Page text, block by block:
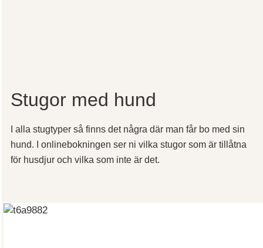
Stugor med hund
I alla stugtyper så finns det några där man får bo med sin
hund. I onlinebokningen ser ni vilka stugor som är tillåtna
för husdjur och vilka som inte är det.